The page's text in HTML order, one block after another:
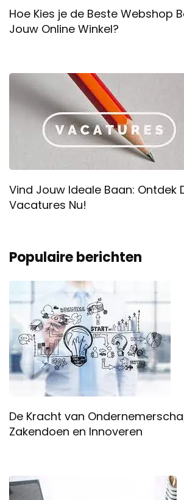
Hoe Kies je de Beste Webshop
Jouw Online Winkel?
Vind Jouw Ideale Baan: Ontdek
Vacatures Nu!
Populaire berichten
De Kracht van
Zakendoen en Innoveren